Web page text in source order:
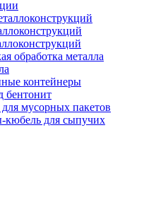
обработка металла
контейнеры
бентонит
мусорных пакетов
кюбель для сыпучих